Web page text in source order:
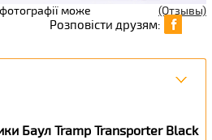
(Отзывы)
Розповісти друзям:
Баул Tramp Transporter Black
може